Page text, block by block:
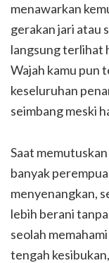
menawarkan
gerakan jari atau
langsung terlihat
Wajah kamu pun
keseluruhan
seimbang meski
Saat
banyak
menyenangkan,
lebih berani
seolah
tengah